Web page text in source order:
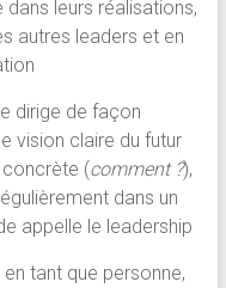
leurs réalisations,
autres leaders et en
dirige de façon
vision claire du futur
(comment ?),
dans un
appelle le leadership
tant que personne,